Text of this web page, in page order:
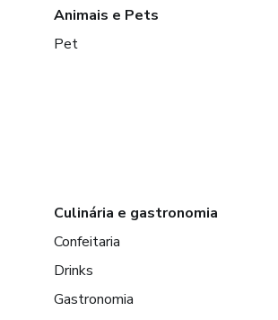
Animais e Pets
Pet
Culinária e gastronomia
Confeitaria
Drinks
Gastronomia